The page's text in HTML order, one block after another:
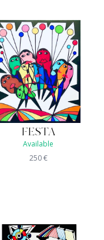
FESTA
Available
250€